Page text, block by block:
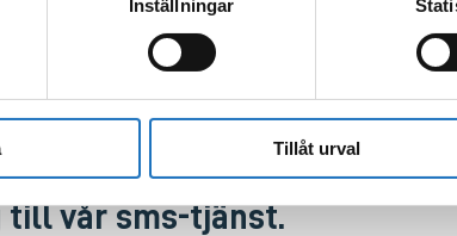
Inställningar
Tillåt urval
till vår sms-tjänst.